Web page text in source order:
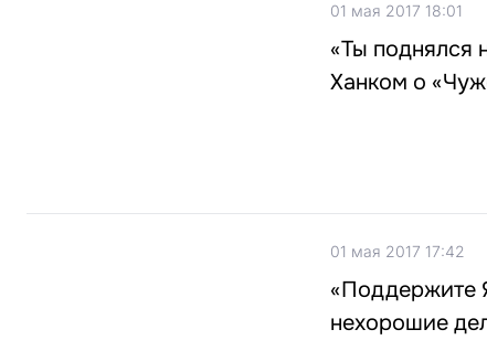
01 мая 2017 18:01
«Ты поднялся
Ханком о
01 мая 2017 17:42
«Поддержите
нехорошие